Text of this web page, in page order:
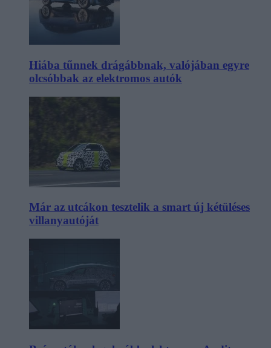
Hiába tűnnek drágábbnak, valójában egyre
olcsóbbak az elektromos autók
Már az utcákon tesztelik a smart új kétüléses
villanyautóját